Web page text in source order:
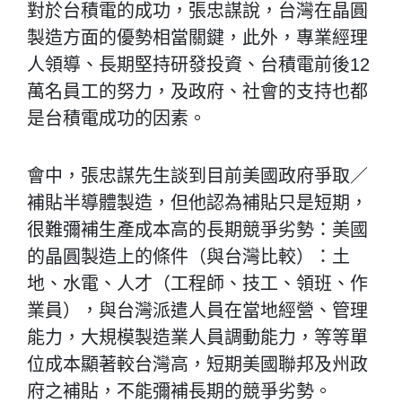
對於台積電的成功，張忠謀說，台灣在晶圓
製造方面的優勢相當關鍵，此外，專業經理
人領導、長期堅持研發投資、台積電前後12
萬名員工的努力，及政府、社會的支持也都
是台積電成功的因素。
會中，張忠謀先生談到目前美國政府爭取／
補貼半導體製造，但他認為補貼只是短期，
很難彌補生產成本高的長期競爭劣勢：美國
的晶圓製造上的條件（與台灣比較）：土
地、水電、人才（工程師、技工、領班、作
業員），與台灣派遣人員在當地經營、管理
能力，大規模製造業人員調動能力，等等單
位成本顯著較台灣高，短期美國聯邦及州政
府之補貼，不能彌補長期的競爭劣勢。